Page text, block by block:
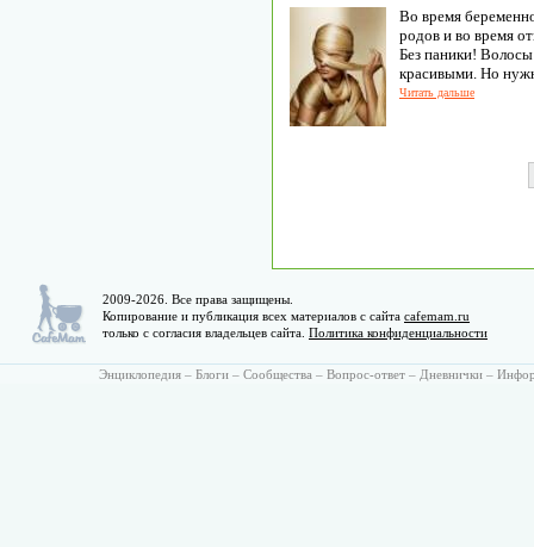
Во время
родов и во время
Без паники!
красивыми. Но
Читать дальше
2009-2026. Все права защищены.
Копирование и публикация всех материалов с сайта cafemam.ru
только с согласия владельцев сайта. Политика конфиденциальности
Энциклопедия – Блоги – Сообщества – Вопрос-ответ – Дневнички –